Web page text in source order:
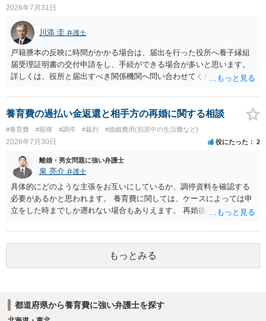
担すべきかについては、離婚時の合意内容のほか、子どもの年齢、大
や費用などを踏まえて個別に検討することになります。公正証書の他
の条項において、養育費の終期についてどのように定められている
か、大学進学に関する定めの有無、「教育費」「進学費用」に関する
定めの有無等について確認する必要があると考えられます。
2026年7月31日
川添 圭 弁護士
戸籍謄本の反映に時間がかかる場合は、届出を行った役所へ養子縁組
届受理証明書の交付申請をし、手続ができる場合が多いと思います。
詳しくは、役所と届出すべき関係機関へ問い合わせてください。
養育費の過払い金返還と相手方の再婚に関する相談
#養育費 #親権 #調停 #裁判 #婚姻費用(別居中の生活費など)
2026年7月30日 役にたった 2
離婚・男女問題に強い弁護士
泉 亮介 弁護士
具体的にどのような主張をお互いにしているか、調停資料を確認する
必要があるかと思われます。 養育費に関しては、ケースによっては申
立をした時までしか遡れない場合もありえます。 再婚後の相手方の行
養育費に関するやりとり等があればそちらについても確認する必要が
あるでしょう。 公開相談の場での回答よりも個別に弁護士にご相談さ
れることをお勧めいたします。もっとみる
都道府県から養育費に強い弁護士を探す